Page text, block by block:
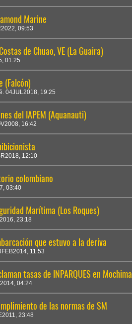
Marine
09:53
de Chuao, VE (La Guaira)
01:25
(Falcón)
04JUL2018, 19:25
del IAPEM (Aquanauti)
16:42
12:10
colombiano
03:40
Marítima (Los Roques)
23:18
que estuvo a la deriva
11:53
tasas de INPARQUES en Mochima
04:24
de las normas de SM
23:48